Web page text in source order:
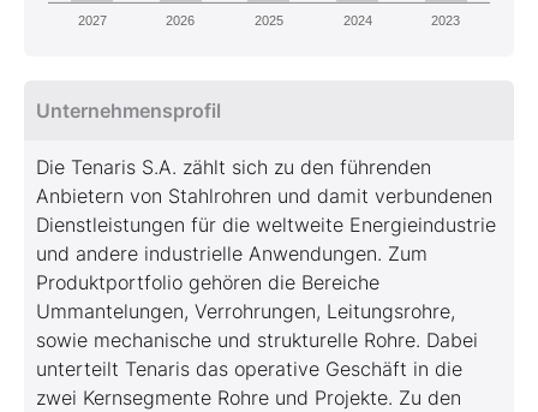
2027 2026 2025 2024 2023
Unternehmensprofil
Die Tenaris S.A. zählt sich zu den führenden
Anbietern von Stahlrohren und damit verbundenen
Dienstleistungen für die weltweite Energieindustrie
und andere industrielle Anwendungen. Zum
Produktportfolio gehören die Bereiche
Ummantelungen, Verrohrungen, Leitungsrohre,
sowie mechanische und strukturelle Rohre. Dabei
unterteilt Tenaris das operative Geschäft in die
zwei Kernsegmente Rohre und Projekte. Zu den